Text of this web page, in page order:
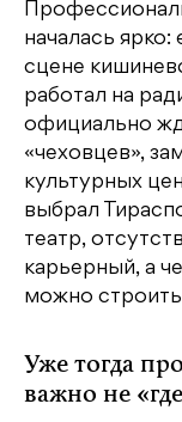
началась
сцене
работал на
официально
«чеховцев»,
культурных
выбрал
театр,
карьерный, а
можно строить
Уже тогда
важно не